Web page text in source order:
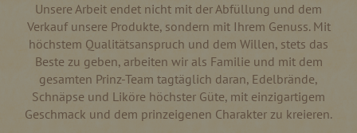
Unsere Arbeit endet nicht mit der Abfüllung und dem
Verkauf unsere Produkte, sondern mit Ihrem Genuss. Mit
höchstem Qualitätsanspruch und dem Willen, stets das
Beste zu geben, arbeiten wir als Familie und mit dem
gesamten Prinz-Team tagtäglich daran, Edelbrände,
Schnäpse und Liköre höchster Güte, mit einzigartigem
Geschmack und dem prinzeigenen Charakter zu kreieren.